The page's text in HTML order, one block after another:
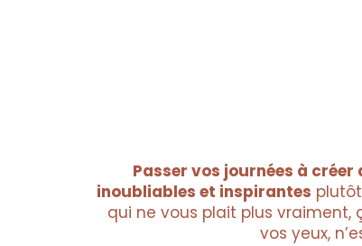
Passer vos journées à
inoubliables et inspirantes
qui ne vous plait plus vraiment,
vos yeux,